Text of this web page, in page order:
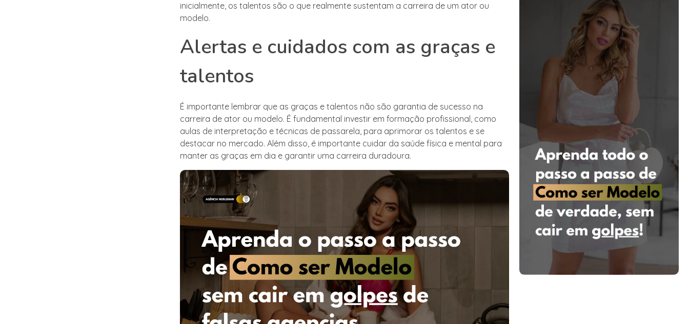
inicialmente, os talentos são o que realmente sustentam a carreira de um ator ou
modelo.
Alertas e cuidados com as graças e
talentos
É importante lembrar que as graças e talentos não são garantia de sucesso na
carreira de ator ou modelo. É fundamental investir em formação profissional, como
aulas de interpretação e técnicas de passarela, para aprimorar os talentos e se
destacar no mercado. Além disso, é importante cuidar da saúde física e mental para
manter as graças em dia e garantir uma carreira duradoura.